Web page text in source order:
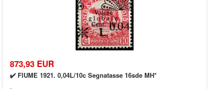
873,93 EUR
✔️ FIUME 1921. 0,04L/10c Segnatasse 16sde MH*